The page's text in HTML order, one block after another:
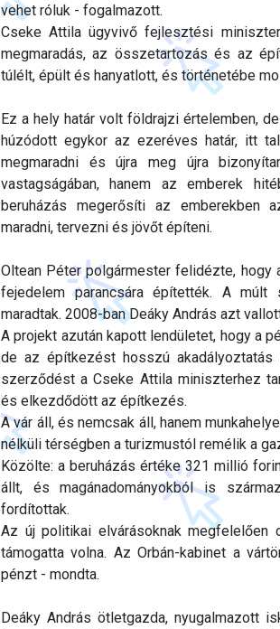
vehet róluk - fogalmazott.
Cseke Attila ügyvivő fejlesztési
megmaradás, az összetartozás és az
túlélt, épült és hanyatlott, és történetébe
Ez a hely határ volt földrajzi értelemben,
húzódott egykor az ezeréves határ, itt
megmaradni és újra meg újra
vastagságában, hanem az emberek
beruházás megerősíti az emberekben
maradni, tervezni és jövőt építeni.
Oltean Péter polgármester felidézte, hogy
fejedelem parancsára építették. A
maradtak. 2008-ban Deáky András azt
A projekt azután kapott lendületet, hogy a
de az építkezést hosszú
szerződést a Cseke Attila miniszterhez
és elkezdődött az építkezés.
A vár áll, és nemcsak áll, hanem
nélküli térségben a turizmustól remélik a
Közölte: a beruházás értéke 321 millió
állt, és magánadományokból is
fordítottak.
Az új politikai elvárásoknak megfelelően
támogatta volna. Az Orbán-kabinet a
pénzt - mondta.
Deáky András ötletgazda, nyugalmazott